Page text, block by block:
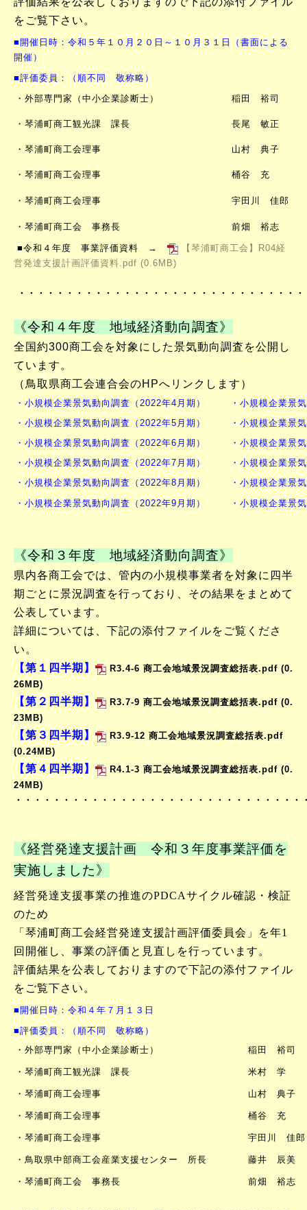
をご覧下さい。
■開催日時：令和５年１０月２０日～１０月３１日（書面による
開催）
■評価委員：（順不同 敬称略）
・外部専門家（中小企業診断士）
稲田 裕司
・琴浦町商工観光課 課長 長尾 敏正
・琴浦町商工会理事 山村 典子
・琴浦町商工会理事 桶谷 充
・琴浦町商工会理事 宇田川 佳郎
・琴浦町商工会 事務長 前畑 裕志
■令和４年度 事業評価資料 →
【琴浦町商工会】R04経
営発達支援計画評価資料.pdf (0.6MB)
・・・・・・・・・・・・・・・・・・・・・・・・・・・・・
《令和４年度 地域経済動向調査》
全国約300商工会を対象にした景気動向調査を公開し
ています。
（鳥取県商工会連合会のHPへリンクします）
・ 小規模企業景気動向調査（2022年4月期） ・ 小規模企業景
・ 小規模企業景気動向調査（2022年5月期） ・ 小規模企業景
・ 小規模企業景気動向調査（2022年6月期） ・ 小規模企業景
・ 小規模企業景気動向調査（2022年7月期） ・ 小規模企業景
・ 小規模企業景気動向調査（2022年8月期） ・ 小規模企業景
・ 小規模企業景気動向調査（2022年9月期） ・小規模企業景
《令和３年度 地域経済動向調査》
県内各商工会では、管内の小規模事業者を対象に四半
期ごとに景況調査を行っており、その結果をまとめて
公表しています。
詳細については、下記の添付ファイルをご覧くださ
い。
【第１四半期】
R3.4-6 商工会地域景況調査総括表.pdf (0.
26MB)
【第２四半期】 R3.7-9 商工会地域景況調査総括表.pdf (0.
23MB)
【第３四半期】
R3.9-12 商工会地域景況調査総括表.pdf
(0.24MB)
【第４四半期】 R4.1-3 商工会地域景況調査総括表.pdf (0.
24MB)
・・・・・・・・・・・・・・・・・・・・・・・・・・・・・
《経営発達支援計画 令和３年度事業評価を
実施しました》
経営発達支援事業の推進のPDCAサイクル確認・検証
のため
「琴浦町商工会経営発達支援計画評価委員会」を年1
回開催し、 事業の評価と見直しを行っています。
評価結果を公表しておりますので下記の添付ファイル
をご覧下さい。
■開催日時：令和４年７月１３日
■評価委員：（順不同 敬称略）
・外部専門家（中小企業診断士）
稲田 裕司
・琴浦町商工観光課 課長 米村 学
・琴浦町商工会理事 山村 典子
・琴浦町商工会理事 桶谷 充
・琴浦町商工会理事 宇田川 佳郎
・鳥取県中部商工会産業支援センター 所長 藤井 辰美
・琴浦町商工会 事務長 前畑 裕志